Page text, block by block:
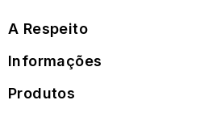
A Respeito
Informações
Produtos